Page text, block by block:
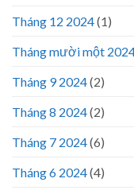
Tháng 12 2024(1)
Tháng mười một
Tháng 9 2024(2)
Tháng 8 2024(2)
Tháng 7 2024(6)
Tháng 6 2024(4)